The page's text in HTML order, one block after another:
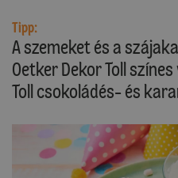
Tipp:
A szemeket és a
Oetker Dekor Toll
Toll csokoládés- és